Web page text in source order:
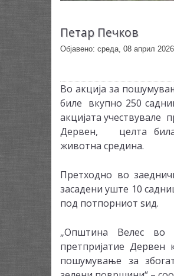
Петар Печков
Објавено: среда, 08 април 2026
Bo акција за
биле вкупно 250
акцијата учествувале
Дервен, целта била
животна средина.
Претходно во
засадени уште 10
под потпорниот ѕид.
„Општина Велес во
претпријатие Дервен
пошумување за